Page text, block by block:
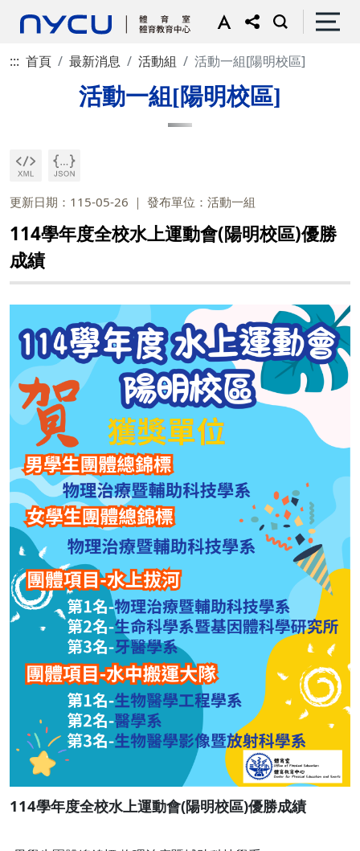
::: 首頁 最新消息 活動組 活動一組[陽明校區]
活動一組[陽明校區]
更新日期：115-05-26 發布單位：活動一組
114學年度全校水上運動會(陽明校區)優勝
成績
114學年度全校水上運動會(陽明校區)優勝成績